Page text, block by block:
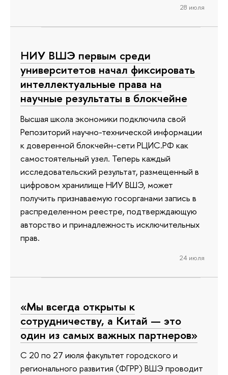
28 июля
НИУ ВШЭ первым среди
университетов начал фиксировать
интеллектуальные права на
научные результаты в блокчейне
Высшая школа экономики подключила свой
Репозиторий научно-технической информации
к доверенной блокчейн-сети РЦИС.РФ как
самостоятельный узел. Теперь каждый
исследовательский результат, размещенный в
цифровом хранилище НИУ ВШЭ, может
получить признаваемую госорганами запись в
распределенном реестре, подтверждающую
авторство и принадлежность исключительных
прав.
24 июля
«Мы всегда открыты к
сотрудничеству, а Китай — это
один из самых важных партнеров»
С 20 по 27 июля факультет городского и
регионального развития (ФГРР) ВШЭ проводит